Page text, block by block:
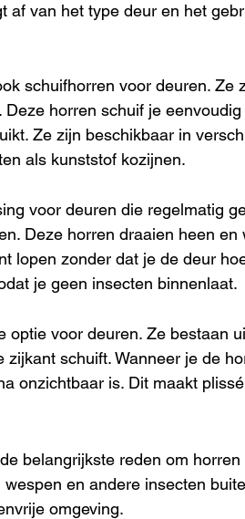
af van het type deur en het
schuifhorren voor deuren. Ze
horren schuif je
Ze zijn beschikbaar in
als kunststof kozijnen.
voor deuren die regelmatig
Deze horren draaien heen
lopen zonder dat je de deur
je geen insecten binnenlaat.
optie voor deuren. Ze bestaan
schuift. Wanneer je de
onzichtbaar is. Dit maakt
belangrijkste reden om
en andere insecten
omgeving.